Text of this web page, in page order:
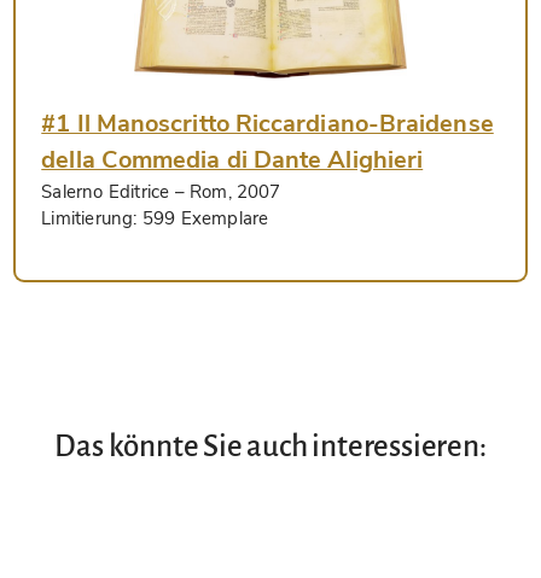
#1 Il Manoscritto Riccardiano-Braidense
della Commedia di Dante Alighieri
Salerno Editrice – Rom, 2007
Limitierung: 599 Exemplare
Das könnte Sie auch interessieren: